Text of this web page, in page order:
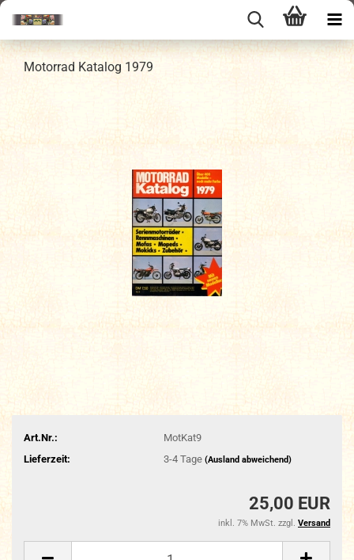
Motorrad Katalog 1979
Art.Nr.:
MotKat9
Lieferzeit:
3-4 Tage (Ausland abweichend)
25,00 EUR
inkl. 7% MwSt. zzgl. Versand